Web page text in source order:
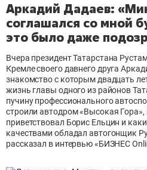
Аркадий Дадаев:
соглашался со мной
это было даже
Вчера президент Татарстана
Кремле своего давнего друга
знакомство с которым двадцать
жизнь главы одного из районов
пучину профессионального
строили автодром «Высокая Гора»,
приветствовал Борис Ельцин и
качествами обладал автогонщик
рассказал в интервью «БИЗНЕС